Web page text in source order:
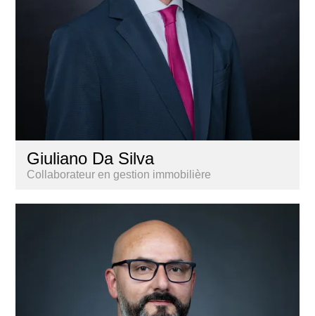
Giuliano Da Silva
Collaborateur en gestion immobilière